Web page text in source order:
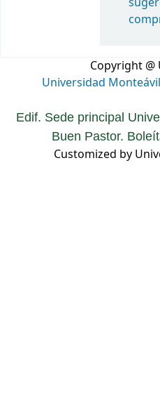
Copyright @
Universidad
Edif. Sede principal
Buen Pastor.
Customized by